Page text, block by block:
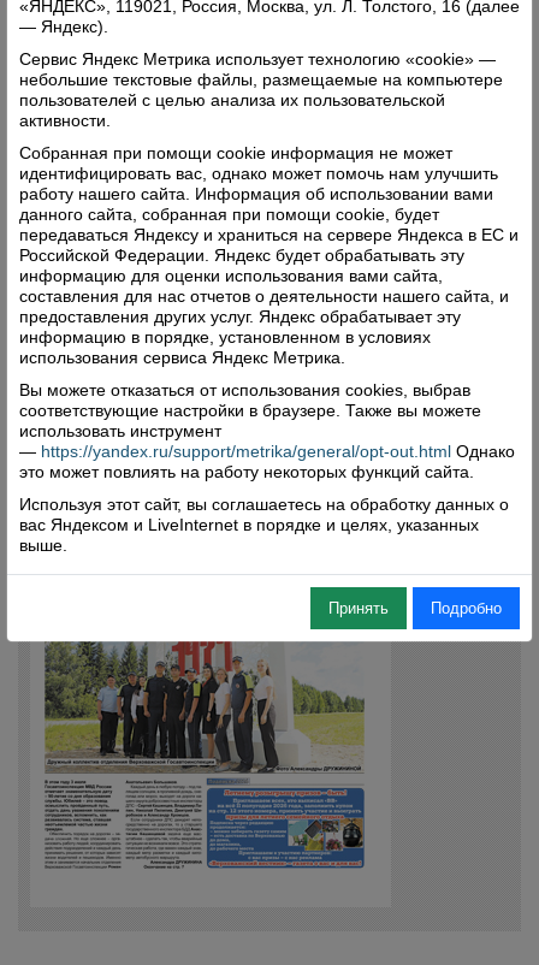
«ЯНДЕКС», 119021, Россия, Москва, ул. Л. Толстого, 16 (далее
— Яндекс).
Сервис Яндекс Метрика использует технологию «cookie» —
небольшие текстовые файлы, размещаемые на компьютере
пользователей с целью анализа их пользовательской
активности.
Собранная при помощи cookie информация не может
идентифицировать вас, однако может помочь нам улучшить
работу нашего сайта. Информация об использовании вами
данного сайта, собранная при помощи cookie, будет
передаваться Яндексу и храниться на сервере Яндекса в ЕС и
Российской Федерации. Яндекс будет обрабатывать эту
информацию для оценки использования вами сайта,
составления для нас отчетов о деятельности нашего сайта, и
предоставления других услуг. Яндекс обрабатывает эту
информацию в порядке, установленном в условиях
использования сервиса Яндекс Метрика.
Вы можете отказаться от использования cookies, выбрав
соответствующие настройки в браузере. Также вы можете
использовать инструмент
— https://yandex.ru/support/metrika/general/opt-out.html Однако
это может повлиять на работу некоторых функций сайта.
Используя этот сайт, вы соглашаетесь на обработку данных о
вас Яндексом и LiveInternet в порядке и целях, указанных
выше.
Принять Подробно